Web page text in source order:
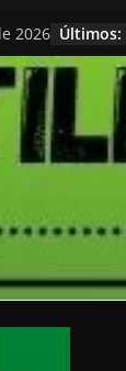
2026 Últimos: